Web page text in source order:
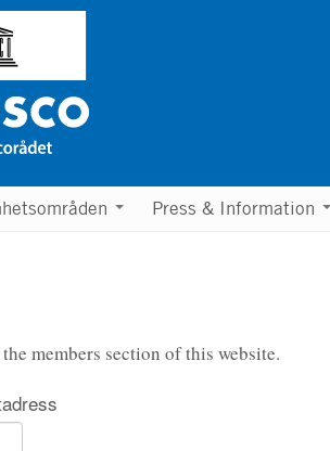
Press & Information
members section of this website.